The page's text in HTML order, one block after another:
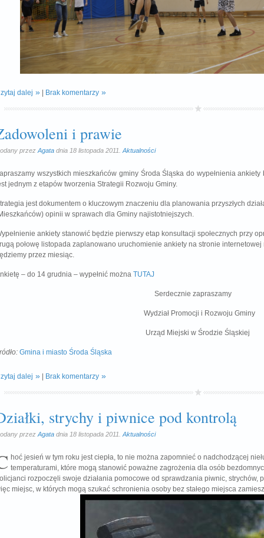
dalej Brak komentarzy
i prawie
przez Agata dnia 18 listopada 2011. Aktualności
wszystkich mieszkańców gminy Środa Śląska do wypełnienia
jednym z etapów tworzenia Strategii Rozwoju Gminy.
jest dokumentem o kluczowym znaczeniu dla planowania przyszłych
opinii w sprawach dla Gminy najistotniejszych.
ankiety stanowić będzie pierwszy etap konsultacji społecznych przy
połowę listopada zaplanowano uruchomienie ankiety na stronie
przez miesiąc.
– do 14 grudnia – wypełnić można TUTAJ
Serdecznie zapraszamy
Wydział Promocji i Rozwoju Gminy
Urząd Miejski w Środzie Śląskiej
Gmina i miasto Środa Śląska
dalej Brak komentarzy
strychy i piwnice pod kontrolą
przez Agata dnia 18 listopada 2011. Aktualności
hoć jesień w tym roku jest ciepła, to nie można zapomnieć o nadchodzącej
temperaturami, które mogą stanowić poważne zagrożenia dla osób
rozpoczęli swoje działania pomocowe od sprawdzania piwnic, strychów,
miejsc, w których mogą szukać schronienia osoby bez stałego miejsca